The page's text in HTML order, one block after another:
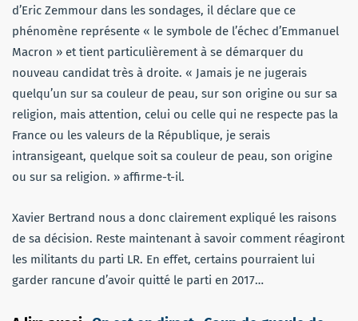
d’Eric Zemmour dans les sondages, il déclare que ce
phénomène représente « le symbole de l’échec d’Emmanuel
Macron » et tient particulièrement à se démarquer du
nouveau candidat très à droite. « Jamais je ne jugerais
quelqu’un sur sa couleur de peau, sur son origine ou sur sa
religion, mais attention, celui ou celle qui ne respecte pas la
France ou les valeurs de la République, je serais
intransigeant, quelque soit sa couleur de peau, son origine
ou sur sa religion. » affirme-t-il.
Xavier Bertrand nous a donc clairement expliqué les raisons
de sa décision. Reste maintenant à savoir comment réagiront
les militants du parti LR. En effet, certains pourraient lui
garder rancune d’avoir quitté le parti en 2017…